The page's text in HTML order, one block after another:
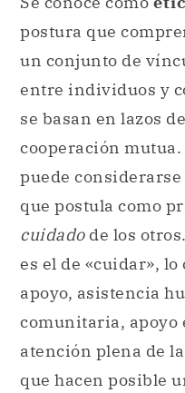
postura que
un conjunto de
entre individuos y
se basan en lazos
cooperación mutua.
puede considerarse
que postula como
cuidado de los
es el de «cuidar»,
apoyo, asistencia
comunitaria, apoyo
atención plena de
que hacen posible